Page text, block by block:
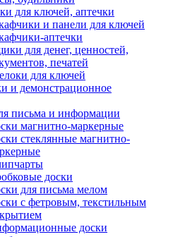
для ключей, аптечки
и панели для ключей
аптечки
для денег, ценностей,
печатей
для ключей
и демонстрационное
письма и информации
магнитно-маркерные
стеклянные магнитно-
доски
для письма мелом
с фетровым, текстильным
доски